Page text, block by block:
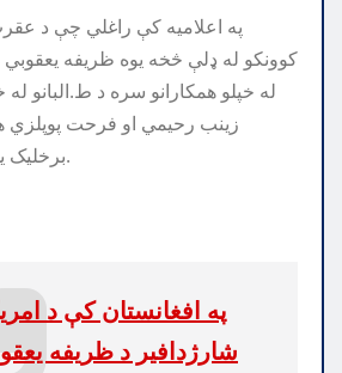
کوونکو له ډلې څخه يوه ظريفه يعقوبي
له خپلو همکارانو سره د ط.البانو له
زينب رحيمي او فرحت
برخليک يې لاهم روښانه ندی.
په افغانستان کې د
شارژدافیر د ظریفه